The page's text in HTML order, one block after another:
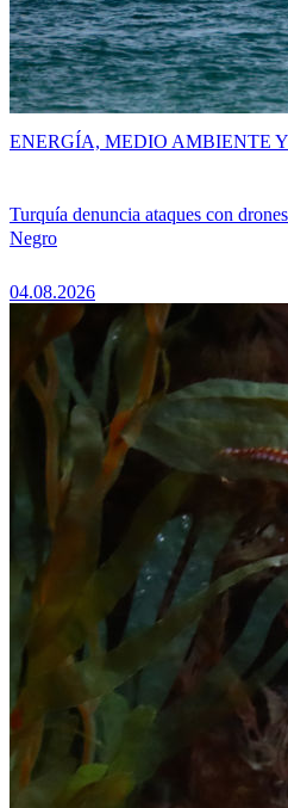
Turquía denuncia ataques con
Negro
04.08.2026
ENERGÍA, MEDIO AMBIENTE